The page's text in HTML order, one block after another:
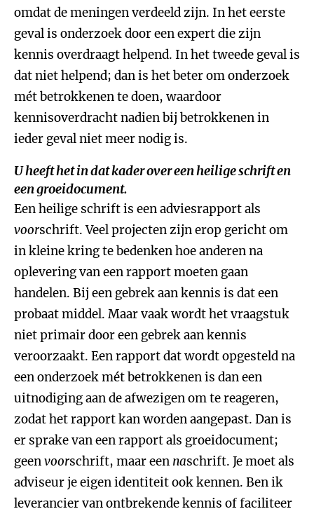
omdat de meningen verdeeld zijn. In het eerste
geval is onderzoek door een expert die zijn
kennis overdraagt helpend. In het tweede geval is
dat niet helpend; dan is het beter om onderzoek
mét betrokkenen te doen, waardoor
kennisoverdracht nadien bij betrokkenen in
ieder geval niet meer nodig is.
U heeft het in dat kader over een heilige schrift en
een groeidocument.
Een heilige schrift is een adviesrapport als
voorschrift. Veel projecten zijn erop gericht om
in kleine kring te bedenken hoe anderen na
oplevering van een rapport moeten gaan
handelen. Bij een gebrek aan kennis is dat een
probaat middel. Maar vaak wordt het vraagstuk
niet primair door een gebrek aan kennis
veroorzaakt. Een rapport dat wordt opgesteld na
een onderzoek mét betrokkenen is dan een
uitnodiging aan de afwezigen om te reageren,
zodat het rapport kan worden aangepast. Dan is
er sprake van een rapport als groeidocument;
geenvoorschrift, maar een naschrift. Je moet als
adviseur je eigen identiteit ook kennen. Ben ik
leverancier van ontbrekende kennis of faciliteer